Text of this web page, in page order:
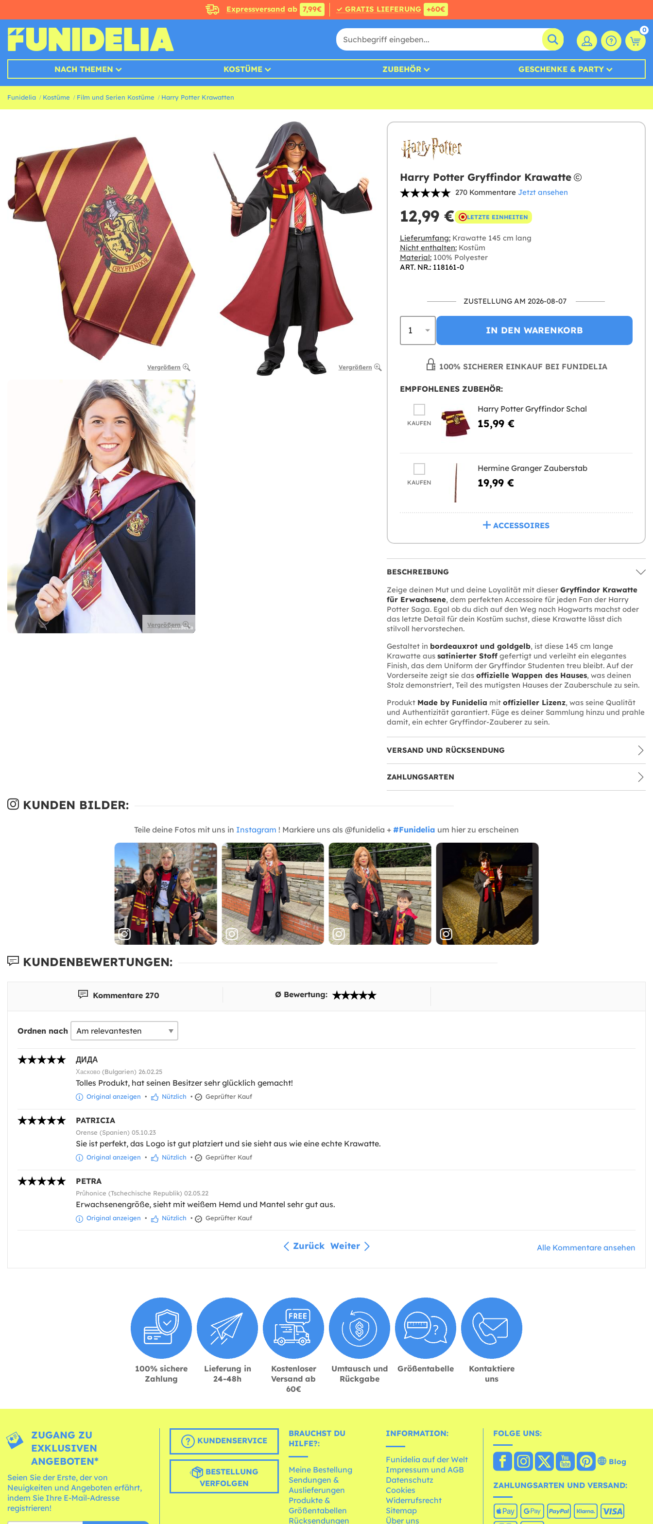
Expressversand ab 7,99€ ✓ GRATIS LIEFERUNG +60€
0
NACH THEMEN KOSTÜME ZUBEHÖR GESCHENKE & PARTY
Funidelia Kostüme Film und Serien Kostüme Harry Potter Krawatten
Vergrößern Vergrößern
Vergrößern
Harry Potter Gryffindor Krawatte
270 Kommentare Jetzt ansehen
12,99 € LETZTE EINHEITEN
Lieferumfang:Krawatte 145 cm lang
Nicht enthalten:Kostüm
Material:100% Polyester
ART. NR.: 118161-0
ZUSTELLUNG AM 2026-08-07
IN DEN WARENKORB
100% SICHERER EINKAUF BEI FUNIDELIA
EMPFOHLENES ZUBEHÖR:
KAUFEN
Harry Potter Gryffindor Schal
15,99 €
KAUFEN
Hermine Granger Zauberstab
19,99 €
ACCESSOIRES
BESCHREIBUNG
Zeige deinen Mut und deine Loyalität mit dieser Gryffindor Krawatte
für Erwachsene, dem perfekten Accessoire für jeden Fan der Harry
Potter Saga. Egal ob du dich auf den Weg nach Hogwarts machst oder
das letzte Detail für dein Kostüm suchst, diese Krawatte lässt dich
stilvoll hervorstechen.
Gestaltet in bordeauxrot und goldgelb, ist diese 145 cm lange
Krawatte aus satinierter Stoffgefertigt und verleiht ein elegantes
Finish, das dem Uniform der Gryffindor Studenten treu bleibt. Auf der
Vorderseite zeigt sie das offizielle Wappen des Hauses, was deinen
Stolz demonstriert, Teil des mutigsten Hauses der Zauberschule zu sein.
Produkt Made by Funidelia mit offizieller Lizenz, was seine Qualität
und Authentizität garantiert. Füge es deiner Sammlung hinzu und prahle
damit, ein echter Gryffindor-Zauberer zu sein.
VERSAND UND RÜCKSENDUNG
ZAHLUNGSARTEN
KUNDEN BILDER:
Teile deine Fotos mit uns in Instagram ! Markiere uns als @funidelia + #Funidelia um hier zu erscheinen
KUNDENBEWERTUNGEN:
Kommentare 270 Ø Bewertung:
Ordnen nach
ДИДА
Хасково (Bulgarien) 26.02.25
Tolles Produkt, hat seinen Besitzer sehr glücklich gemacht!
Original anzeigen • Nützlich • Geprüfter Kauf
PATRICIA
Orense (Spanien) 05.10.23
Sie ist perfekt, das Logo ist gut platziert und sie sieht aus wie eine echte Krawatte.
Original anzeigen • Nützlich • Geprüfter Kauf
PETRA
Průhonice (Tschechische Republik) 02.05.22
Erwachsenengröße, sieht mit weißem Hemd und Mantel sehr gut aus.
Original anzeigen • Nützlich • Geprüfter Kauf
Zurück Weiter Alle Kommentare ansehen
100% sichere
Zahlung
Lieferung in
24-48h
Kostenloser
Versand ab
60€
Umtausch und
Rückgabe
Größentabelle
Kontaktiere
uns
ZUGANG ZU
EXKLUSIVEN
ANGEBOTEN*
Seien Sie der Erste, der von
Neuigkeiten und Angeboten erfährt,
indem Sie Ihre E-Mail-Adresse
registrieren!
KUNDENSERVICE
BESTELLUNG
VERFOLGEN
BRAUCHST DU
HILFE?:
Meine Bestellung
Sendungen &
Auslieferungen
Produkte &
Größentabellen
Rücksendungen
INFORMATION:
Funidelia auf der Welt
Impressum und AGB
Datenschutz
Cookies
Widerrufsrecht
Sitemap
Über uns
FOLGE UNS:
Blog
ZAHLUNGSARTEN UND VERSAND: